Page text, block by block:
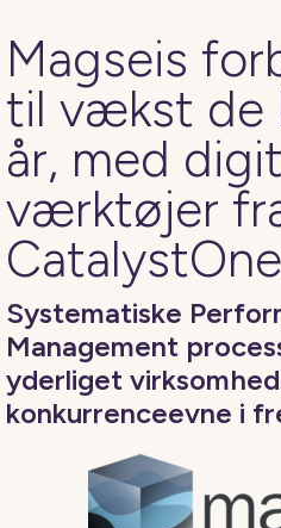
Magseis
til vækst de
år, med
værktøjer
CatalystOne
Systematiske
Management
yderliget
konkurrenceevne i